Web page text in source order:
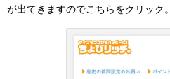
が出てきますのでこちらをクリック。